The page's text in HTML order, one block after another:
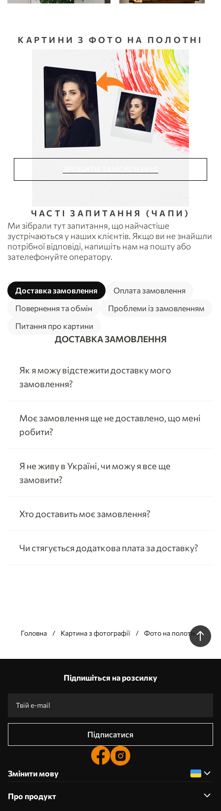
КАРТИНИ З ФОТО НА ПОЛОТНІ
ЧАСТІ ЗАПИТАННЯ (ЧАПИ)
Ми зібрали тут запитання, що найчастіше
зустрічаються у наших клієнтів. Якщо ви не знайшли
потрібної відповіді, напишіть нам на пошту або
зателефонуйте оператору.
Доставка замовлення
Оплата замовлення
Повернення та обмін
Проблеми із замовленням
Питання про картини
ДОСТАВКА ЗАМОВЛЕННЯ
Як я можу відстежити доставку мого
замовлення?
Моє замовлення ще не доставлено, що мені
робити?
Я не живу в Україні, чи можу я все ще
замовити?
Хто доставить моє замовлення?
Чи стягується додаткова плата за доставку?
Головна Картина з фотографії
Фото на полотні
Підпишіться на розсилку
Підписатися
Змінити мову
Про продукт